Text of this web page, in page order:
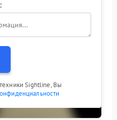
Sightline, Вы